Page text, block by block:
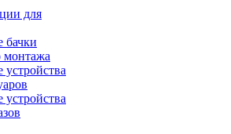
для
монтажа